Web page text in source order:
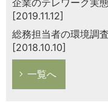
[2019.11.12]
総務担当者の環境調
[2018.10.10]
一覧へ